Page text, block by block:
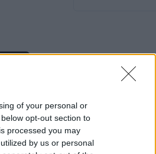
of your personal or
opt-out section to
processed you may
by us or personal